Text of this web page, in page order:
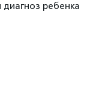
ребенка